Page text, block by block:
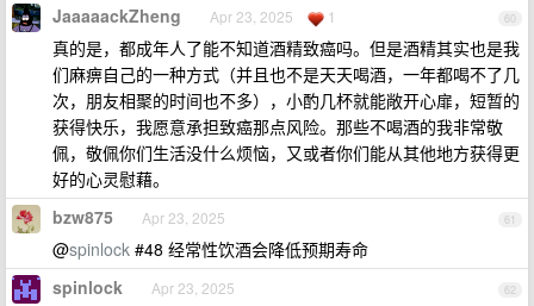
60
JaaaaackZheng Apr 23, 2025 1
真的是，都成年人了能不知道酒精致癌吗。但是酒精其实也是我
们麻痹自己的一种方式（并且也不是天天喝酒，一年都喝不了几
次，朋友相聚的时间也不多），小酌几杯就能敞开心扉，短暂的
获得快乐，我愿意承担致癌那点风险。那些不喝酒的我非常敬
佩，敬佩你们生活没什么烦恼，又或者你们能从其他地方获得更
好的心灵慰藉。
61
bzw875 Apr 23, 2025
@spinlock #48 经常性饮酒会降低预期寿命
62
spinlock Apr 23, 2025